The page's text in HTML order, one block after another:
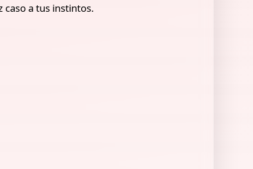
caso a tus instintos.